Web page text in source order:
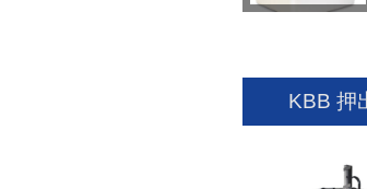
KBB 押